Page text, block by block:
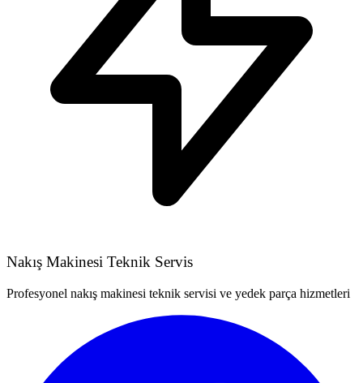
Nakış Makinesi Teknik Servis
Profesyonel nakış makinesi teknik servisi ve yedek parça hizmetleri